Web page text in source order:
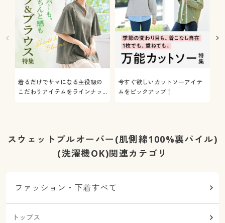
着るだけでサマになる主役級の
こだわりアイテムをラインナッ
今すぐ欲しいカットソーアイテ
ムをピックアップ！
スウェットプルオーバー(肌側綿100%裏パイル)
(洗濯機OK)関連カテゴリ
ファッション・下着すべて
トップス